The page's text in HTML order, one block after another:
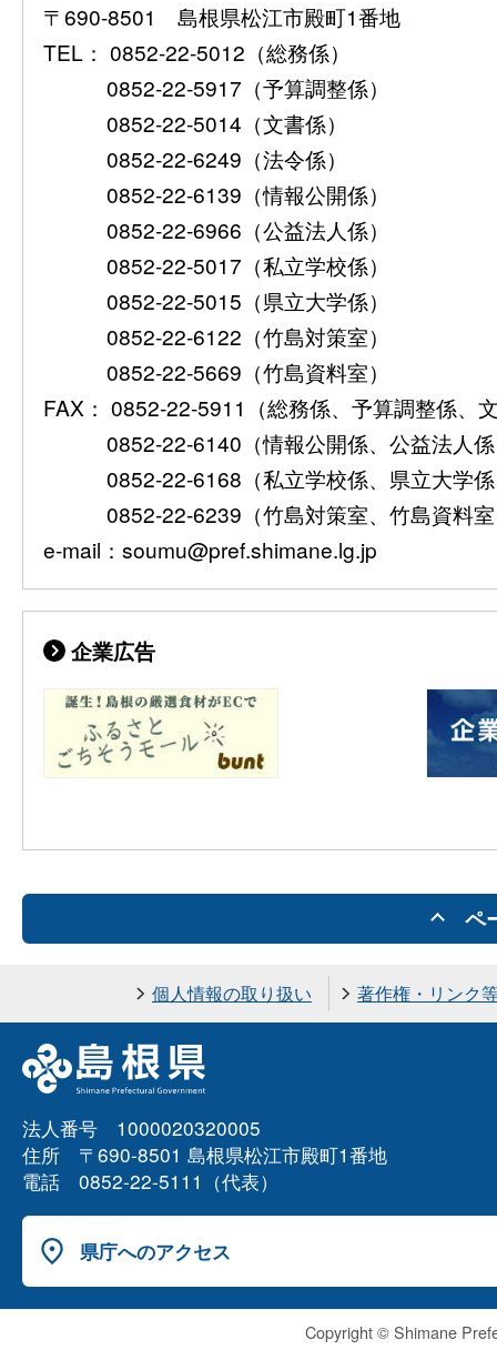
〒690-8501 島根県松江市殿町1番地
TEL： 0852-22-5012（総務係）
0852-22-5917（予算調整係）
0852-22-5014（文書係）
0852-22-6249（法令係）
0852-22-6139（情報公開係）
0852-22-6966（公益法人係）
0852-22-5017（私立学校係）
0852-22-5015（県立大学係）
0852-22-6122（竹島対策室）
0852-22-5669（竹島資料室）
FAX： 0852-22-5911（総務係、予算調整係、
0852-22-6140（情報公開係、公益法人
0852-22-6168（私立学校係、県立大学
0852-22-6239（竹島対策室、竹島資料
e-mail：soumu@pref.shimane.lg.jp
企業広告
ペ
個人情報の取り扱い 著作権・リンク
法人番号 1000020320005
住所 〒690-8501 島根県松江市殿町1番地
電話 0852-22-5111（代表）
県庁へのアクセス
Copyright © Shimane